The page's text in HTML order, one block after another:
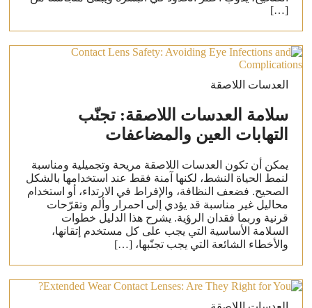
[…]
العدسات اللاصقة
سلامة العدسات اللاصقة: تجنّب
التهابات العين والمضاعفات
يمكن أن تكون العدسات اللاصقة مريحة وتجميلية ومناسبة
لنمط الحياة النشط، لكنها آمنة فقط عند استخدامها بالشكل
الصحيح. فضعف النظافة، والإفراط في الارتداء، أو استخدام
محاليل غير مناسبة قد يؤدي إلى احمرار وألم وتقرّحات
قرنية وربما فقدان الرؤية. يشرح هذا الدليل خطوات
السلامة الأساسية التي يجب على كل مستخدم إتقانها،
والأخطاء الشائعة التي يجب تجنّبها، […]